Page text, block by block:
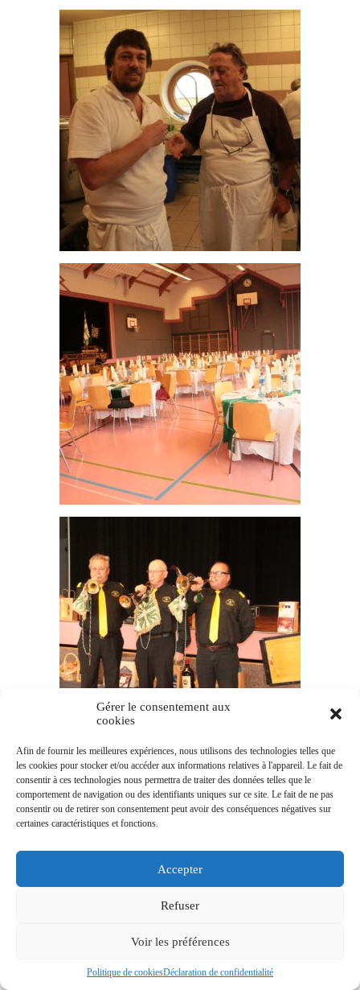
Gérer le consentement aux
cookies
Afin de fournir les meilleures expériences, nous utilisons des technologies telles que
les cookies pour stocker et/ou accéder aux informations relatives à l'appareil. Le fait de
consentir à ces technologies nous permettra de traiter des données telles que le
comportement de navigation ou des identifiants uniques sur ce site. Le fait de ne pas
consentir ou de retirer son consentement peut avoir des conséquences négatives sur
certaines caractéristiques et fonctions.
Accepter
Refuser
Voir les préférences
Politique de cookiesDéclaration de confidentialité